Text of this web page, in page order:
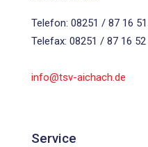
Telefon: 08251 / 87 16 51
Telefax: 08251 / 87 16 52
info@tsv-aichach.de
Service